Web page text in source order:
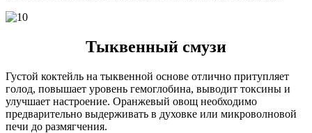
Тыквенный смузи
Густой коктейль на тыквенной основе отлично притупляет
голод, повышает уровень гемоглобина, выводит токсины и
улучшает настроение. Оранжевый овощ необходимо
предварительно выдерживать в духовке или микроволновой
печи до размягчения.